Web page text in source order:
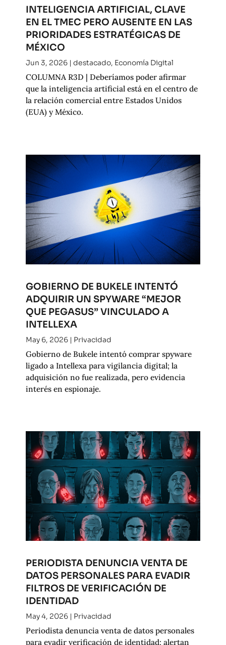
INTELIGENCIA ARTIFICIAL, CLAVE
EN EL TMEC PERO AUSENTE EN LAS
PRIORIDADES ESTRATÉGICAS DE
MÉXICO
Jun 3, 2026| destacado, Economía Digital
COLUMNA R3D | Deberíamos poder afirmar
que la inteligencia artificial está en el centro de
la relación comercial entre Estados Unidos
(EUA) y México.
GOBIERNO DE BUKELE INTENTÓ
ADQUIRIR UN SPYWARE “MEJOR
QUE PEGASUS” VINCULADO A
INTELLEXA
May 6, 2026| Privacidad
Gobierno de Bukele intentó comprar spyware
ligado a Intellexa para vigilancia digital; la
adquisición no fue realizada, pero evidencia
interés en espionaje.
PERIODISTA DENUNCIA VENTA DE
DATOS PERSONALES PARA EVADIR
FILTROS DE VERIFICACIÓN DE
IDENTIDAD
May 4, 2026| Privacidad
Periodista denuncia venta de datos personales
para evadir verificación de identidad; alertan